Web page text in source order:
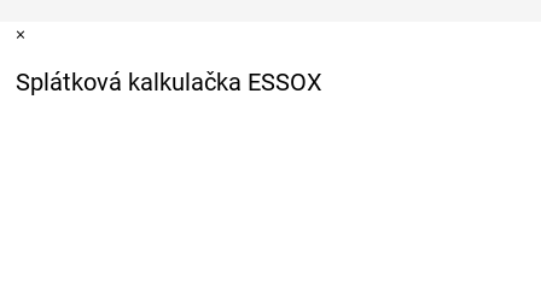
×
Splátková kalkulačka ESSOX